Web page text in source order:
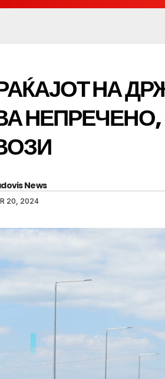
НА
News
20, 2024